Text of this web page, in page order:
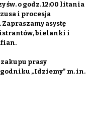
św. o godz. 12:00 litania
i procesja
asystę
bielanki i
zakupu prasy
„Idziemy” m. in.